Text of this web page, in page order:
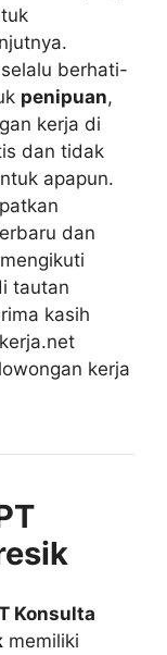
berhati-
penipuan,
kerja di
dan tidak
apapun.
dan
tautan
kasih
kerja
Konsulta
memiliki